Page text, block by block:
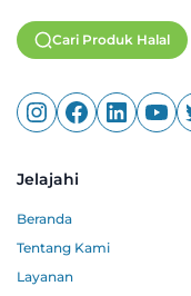
Cari Produk Halal
Jelajahi
Beranda
Tentang Kami
Layanan